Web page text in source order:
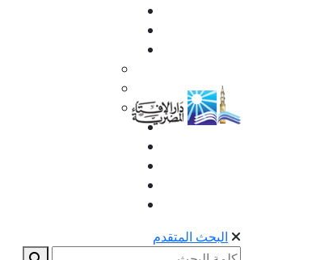
البحث المتقدم